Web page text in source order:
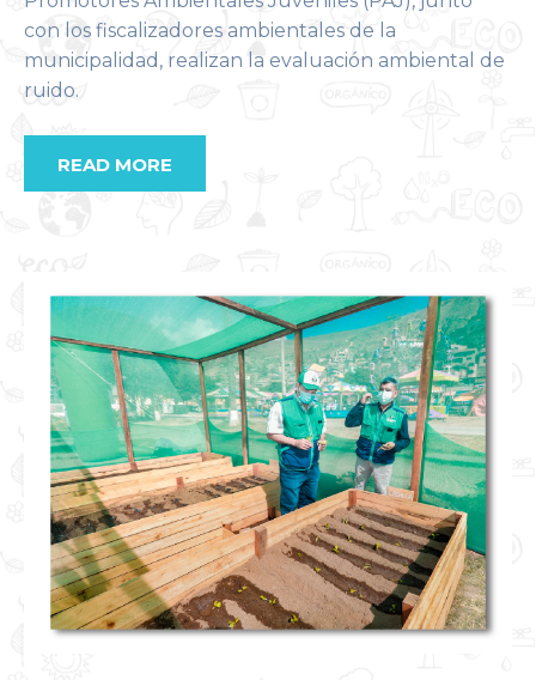
con los fiscalizadores ambientales de la
municipalidad, realizan la evaluación ambiental de
ruido.
READ MORE